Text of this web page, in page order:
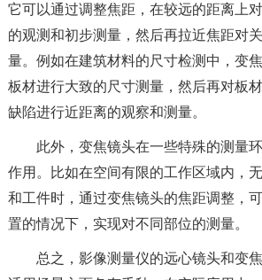
它可以通过调整焦距，在较远的距离上
的观测和初步测量，然后再拉近焦距对
量。例如在建筑材料的尺寸检测中，变
板材进行大致的尺寸测量，然后再对板
缺陷进行近距离的观察和测量。
此外，变焦镜头在一些特殊的测量环
作用。比如在空间有限的工作区域内，
和工件时，通过变焦镜头的焦距调整，
置的情况下，实现对不同部位的测量。
总之，影像测量仪的远心镜头和变焦